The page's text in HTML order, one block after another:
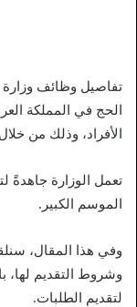
الحج في المملكة
الأفراد، وذلك من
تعمل الوزارة جاهدةً
الموسم الكبير.
وفي هذا المقال،
وشروط التقديم لها،
لتقديم الطلبات.